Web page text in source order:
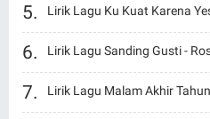
Lirik Lagu Ku Kuat Karena
Lirik Lagu Sanding Gusti -
Lirik Lagu Malam Akhir